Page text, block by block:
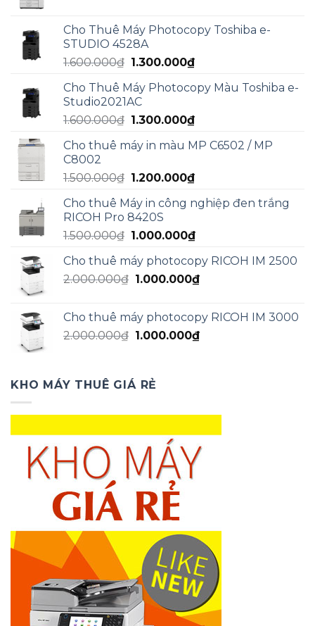
2.000.000₫.là:
Cho Thuê Máy Photocopy Toshiba e-
STUDIO 4528A
1.600.000₫ Giá
là:
1.600.000₫.
1.300.000₫Giá
tại
1.300.000₫.
Cho Thuê Máy Photocopy Màu Toshiba e-
Studio2021AC
1.600.000₫ Giá
là:
1.300.000₫Giá
tại
1.300.000₫.
Cho thuê máy in màu MP C6502 / MP
C8002
1.500.000₫ Giá
là:
1.500.000₫.
1.200.000₫Giá
tại
1.200.000₫.
Cho thuê Máy in công nghiệp đen trắng
RICOH Pro 8420S
1.500.000₫ Giá
là:
1.500.000₫.
1.000.000₫Giá
tại
là:
Cho thuê máy photocopy RICOH IM 2500
2.000.000₫ Giá
2.000.000₫.
1.000.000₫Giá
là:
1.000.000₫.
Cho thuê máy photocopy RICOH IM 3000
2.000.000₫ Giá
2.000.000₫.
1.000.000₫Giá
KHO MÁY THUÊ GIÁ RẺ